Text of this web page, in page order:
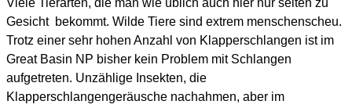
Viele Tierarten, die man wie üblich auch hier nur selten zu
Gesicht bekommt. Wilde Tiere sind extrem menschenscheu.
Trotz einer sehr hohen Anzahl von Klapperschlangen ist im
Great Basin NP bisher kein Problem mit Schlangen
aufgetreten. Unzählige Insekten, die
Klapperschlangengeräusche nachahmen, aber im